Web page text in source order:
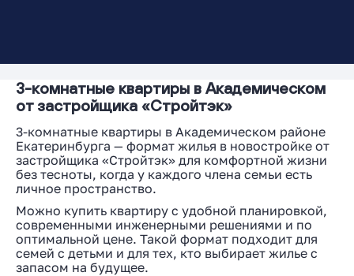
3-комнатные квартиры в Академическом
от застройщика «Стройтэк»
3-комнатные квартиры в Академическом районе
Екатеринбурга — формат жилья в новостройке от
застройщика «Стройтэк» для комфортной жизни
без тесноты, когда у каждого члена семьи есть
личное пространство.
Можно купить квартиру с удобной планировкой,
современными инженерными решениями и по
оптимальной цене. Такой формат подходит для
семей с детьми и для тех, кто выбирает жилье с
запасом на будущее.